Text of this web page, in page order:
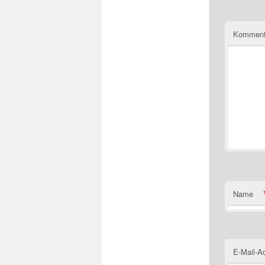
Name
E-Mail-